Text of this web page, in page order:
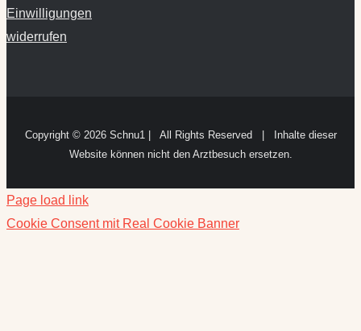
widerrufen
Cookie Consent mit Real Cookie Banner